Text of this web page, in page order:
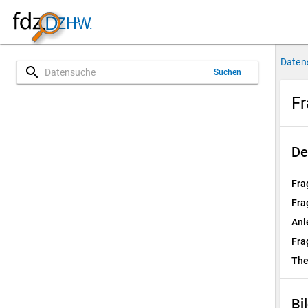
search Suchen